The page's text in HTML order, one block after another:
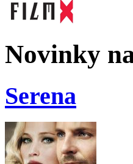
Novinky
Serena